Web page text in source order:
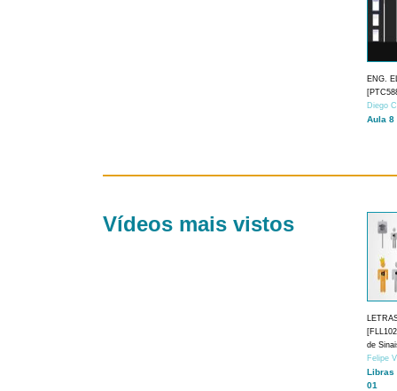
ENG.
Diego
Aula 8
Vídeos mais vistos
de
Felipe
Libras
01